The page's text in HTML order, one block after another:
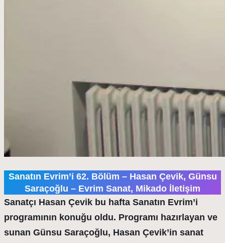
Sanatın Evrim’i 62. Bölüm – Hasan Çevik, Günsu
Saraçoğlu – Evrim Sanat, Mikado İletişim
Sanatçı Hasan Çevik bu hafta Sanatın Evrim’i
programının konuğu oldu. Programı hazırlayan ve
sunan Günsu Saraçoğlu, Hasan Çevik’in sanat